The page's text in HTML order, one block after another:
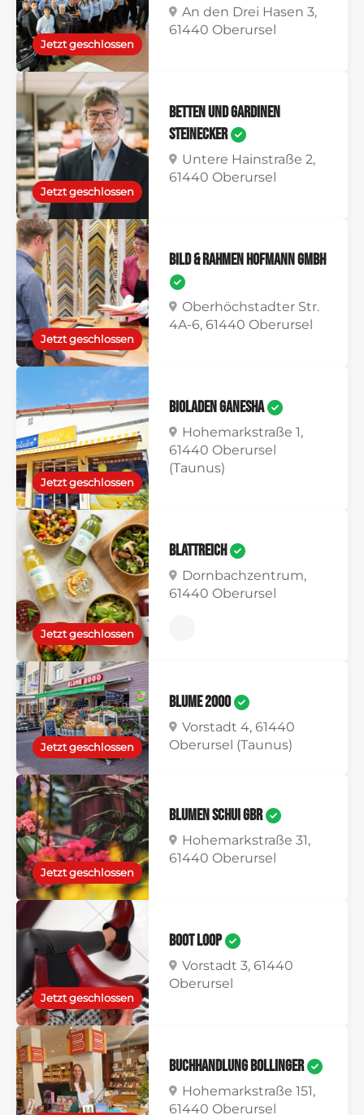
Jetzt geschlossen
An den Drei Hasen 3,
61440 Oberursel
Jetzt geschlossen
Betten und Gardinen
Steinecker
Untere Hainstraße 2,
61440 Oberursel
Jetzt geschlossen
Bild & Rahmen Hofmann GmbH
Oberhöchstadter Str.
4A-6, 61440 Oberursel
Jetzt geschlossen
Bioladen Ganesha
Hohemarkstraße 1,
61440 Oberursel
(Taunus)
Jetzt geschlossen
BlattReich
Dornbachzentrum,
61440 Oberursel
Jetzt geschlossen
Blume 2000
Vorstadt 4, 61440
Oberursel (Taunus)
Jetzt geschlossen
Blumen Schui GbR
Hohemarkstraße 31,
61440 Oberursel
Jetzt geschlossen
Boot Loop
Vorstadt 3, 61440
Oberursel
Buchhandlung Bollinger
Hohemarkstraße 151,
61440 Oberursel